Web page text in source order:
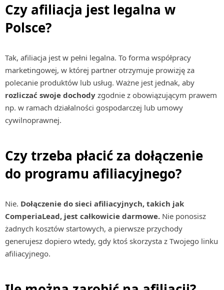
Czy afiliacja jest legalna w
Polsce?
Tak, afiliacja jest w pełni legalna. To forma współpracy
marketingowej, w której partner otrzymuje prowizję za
polecanie produktów lub usług. Ważne jest jednak, aby
rozliczać swoje dochody zgodnie z obowiązującym prawem
np. w ramach działalności gospodarczej lub umowy
cywilnoprawnej.
Czy trzeba płacić za dołączenie
do programu afiliacyjnego?
Nie. Dołączenie do sieci afiliacyjnych, takich jak
ComperiaLead, jest całkowicie darmowe. Nie ponosisz
żadnych kosztów startowych, a pierwsze przychody
generujesz dopiero wtedy, gdy ktoś skorzysta z Twojego linku
afiliacyjnego.